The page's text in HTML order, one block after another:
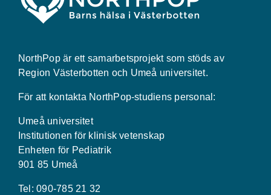
NorthPop är ett samarbetsprojekt som stöds av
Region Västerbotten och Umeå universitet.
För att kontakta NorthPop-studiens personal:
Umeå universitet
Institutionen för klinisk vetenskap
Enheten för Pediatrik
901 85 Umeå
Tel: 090-785 21 32